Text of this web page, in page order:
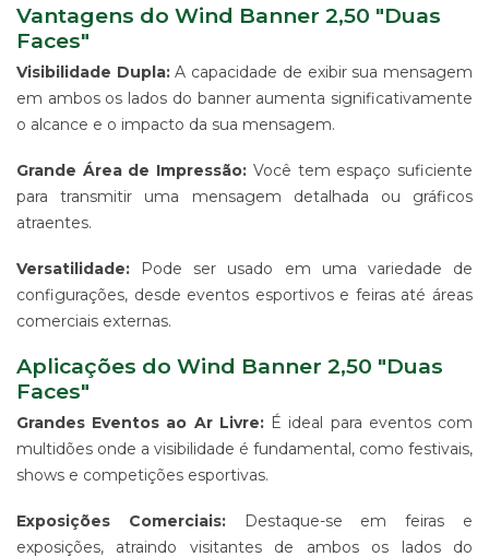
EVENTOS
E
EMPRESAS
PRODUTO
PARA
DE
VENDA
-
ESTAMPARIA
DE
TECIDO
CORRIDO
CENTRALIZADO
DIGITAL
DE
PRODUTO
IMPRESSÃO
Vantagens do Wind Banner 2,50 "Duas
Faces"
Visibilidade Dupla:A capacidade de exibir sua mensagem
em ambos os lados do banner aumenta significativamente
o alcance e o impacto da sua mensagem.
Grande Área de Impressão: Você tem espaço suficiente
para transmitir uma mensagem detalhada ou gráficos
atraentes.
Versatilidade: Pode ser usado em uma variedade de
configurações, desde eventos esportivos e feiras até áreas
comerciais externas.
Aplicações do Wind Banner 2,50 "Duas
Faces"
Grandes Eventos ao Ar Livre:É ideal para eventos com
multidões onde a visibilidade é fundamental, como festivais,
shows e competições esportivas.
Exposições Comerciais:Destaque-se em feiras e
exposições, atraindo visitantes de ambos os lados do